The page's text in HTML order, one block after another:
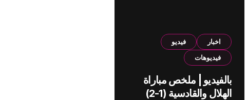
اخبار
فيديو
فيديوهات
بالفيديو | ملخص مباراة
الهلال والقادسية (1-2)